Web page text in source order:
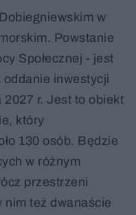
w
Powstanie
Społecznej - jest
inwestycji
r. Jest to obiekt
który
130 osób. Będzie
w różnym
przestrzeni
nim też dwanaście